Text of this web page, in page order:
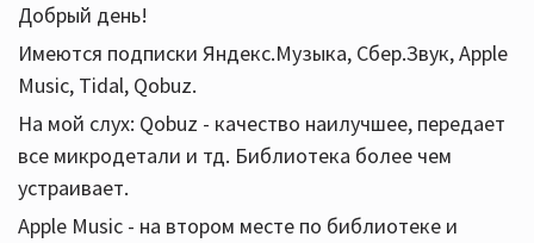
Добрый день!
Имеются подписки Яндекс.Музыка, Сбер.Звук, Apple
Music, Tidal, Qobuz.
На мой слух: Qobuz - качество наилучшее, передает
все микродетали и тд. Библиотека более чем
устраивает.
Apple Music - на втором месте по библиотеке и